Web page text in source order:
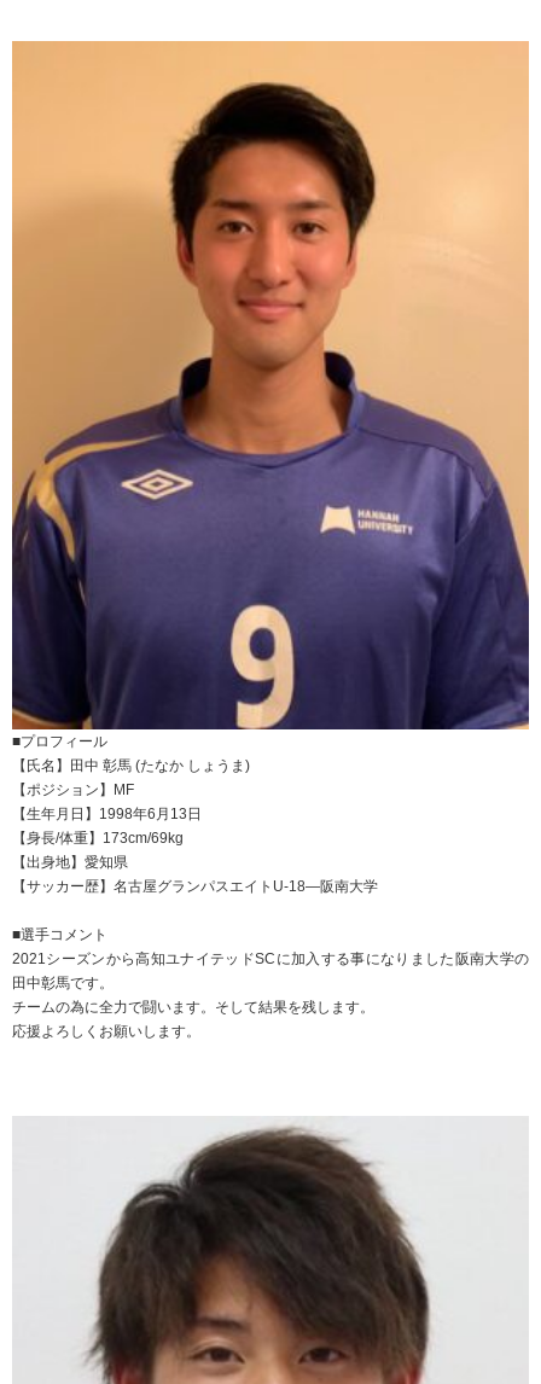
■プロフィール
【氏名】田中 彰馬 (たなか しょうま)
【ポジション】MF
【生年月日】1998年6月13日
【身長/体重】173cm/69kg
【出身地】愛知県
【サッカー歴】名古屋グランパスエイトU-18―阪南大学
■選手コメント
2021シーズンから高知ユナイテッドSCに加入する事になりました阪南大学の
田中彰馬です。
チームの為に全力で闘います。そして結果を残します。
応援よろしくお願いします。